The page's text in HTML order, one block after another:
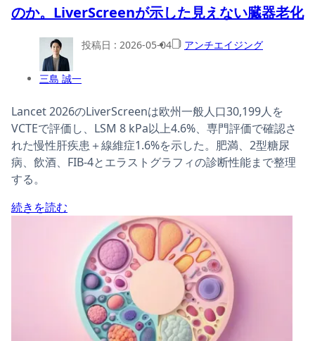
のか。LiverScreenが示した見えない臓器老化
三島 誠一
投稿日 : 2026-05-04 アンチエイジング
Lancet 2026のLiverScreenは欧州一般人口30,199人を
VCTEで評価し、LSM 8 kPa以上4.6%、専門評価で確認さ
れた慢性肝疾患＋線維症1.6%を示した。肥満、2型糖尿
病、飲酒、FIB-4とエラストグラフィの診断性能まで整理
する。
続きを読む